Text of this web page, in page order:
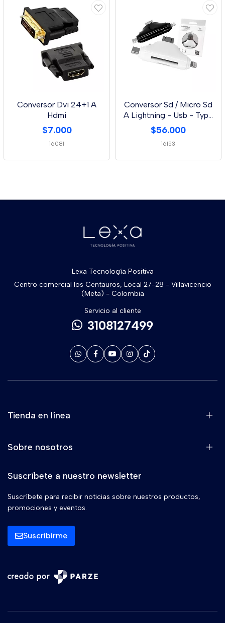
Conversor Dvi 24+1 A
Hdmi
$7.000
16081
Conversor Sd / Micro Sd
A Lightning - Usb - Type
C
$56.000
16153
Lexa Tecnología Positiva
Centro comercial los Centauros, Local 27-28 - Villavicencio
(Meta) - Colombia
Servicio al cliente
3108127499
Tienda en línea
Sobre nosotros
Suscríbete a nuestro newsletter
Suscríbete para recibir noticias sobre nuestros productos,
promociones y eventos.
Suscribirme